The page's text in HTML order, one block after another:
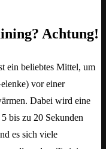
Achtung!
ein beliebtes Mittel, um
vor einer
Dabei wird eine
bis zu 20 Sekunden
es sich viele